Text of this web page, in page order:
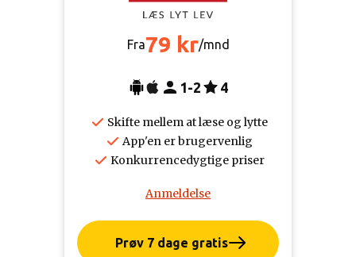
Fra79 kr/mnd
1-2 4
Skifte mellem at læse og lytte
App'en er brugervenlig
Konkurrencedygtige priser
Anmeldelse
Prøv 7 dage gratis